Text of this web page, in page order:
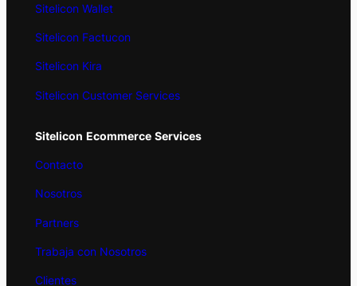
Sitelicon Wallet
Sitelicon Factucon
Sitelicon Kira
Sitelicon Customer Services
Sitelicon Ecommerce Services
Contacto
Nosotros
Partners
Trabaja con Nosotros
Clientes